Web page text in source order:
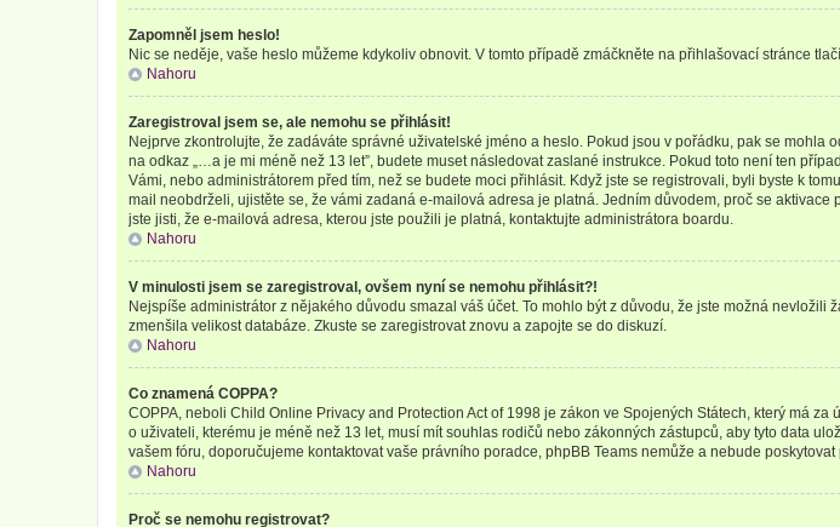
Zapomněl jsem heslo!
Nic se neděje, vaše heslo můžeme kdykoliv obnovit. V tomto případě zmáčkněte na přihlašovací stránce
Nahoru
Zaregistroval jsem se, ale nemohu se přihlásit!
Nejprve zkontrolujte, že zadáváte správné uživatelské jméno a heslo. Pokud jsou v pořádku, pak se
na odkaz „…a je mi méně než 13 let”, budete muset následovat zaslané instrukce. Pokud toto není ten
Vámi, nebo administrátorem před tím, než se budete moci přihlásit. Když jste se registrovali, byli byste k
mail neobdrželi, ujistěte se, že vámi zadaná e-mailová adresa je platná. Jedním důvodem, proč se aktivace
jste jisti, že e-mailová adresa, kterou jste použili je platná, kontaktujte administrátora boardu.
Nahoru
V minulosti jsem se zaregistroval, ovšem nyní se nemohu přihlásit?!
Nejspíše administrátor z nějakého důvodu smazal váš účet. To mohlo být z důvodu, že jste možná
zmenšila velikost databáze. Zkuste se zaregistrovat znovu a zapojte se do diskuzí.
Nahoru
Co znamená COPPA?
COPPA, neboli Child Online Privacy and Protection Act of 1998 je zákon ve Spojených Státech, který má
o uživateli, kterému je méně než 13 let, musí mít souhlas rodičů nebo zákonných zástupců, aby tyto data
vašem fóru, doporučujeme kontaktovat vaše právního poradce, phpBB Teams nemůže a nebude
Nahoru
Proč se nemohu registrovat?